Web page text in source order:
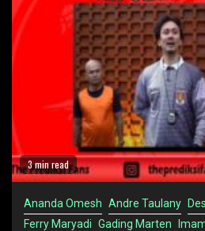
3 min read
Ananda Omesh Andre Taulany
Ferry Maryadi Gading Marten